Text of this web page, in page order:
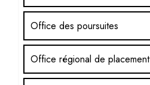
Office des poursuites
Office régional de placement